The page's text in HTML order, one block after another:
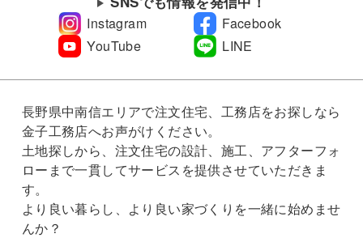
Instagram
Facebook
YouTube
LINE
長野県中南信エリアで注文住宅、工務店をお探しなら
金子工務店へお声がけください。
土地探しから、注文住宅の設計、施工、アフターフォ
ローまで一貫してサービスを提供させていただきま
す。
より良い暮らし、より良い家づくりを一緒に始めませ
んか？